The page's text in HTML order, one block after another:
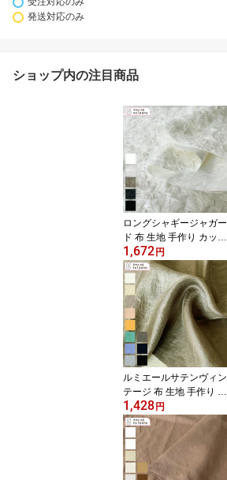
発送対応のみ
ショップ内の注目商品
ロングシャギージャガー
ド 布 生地 手作り カット
50cm単位(商品番号:523
68)
1,672円
ルミエールサテンヴィン
テージ 布 生地 手作り カ
ット50cm単位(商品番号:
41272)
1,428円